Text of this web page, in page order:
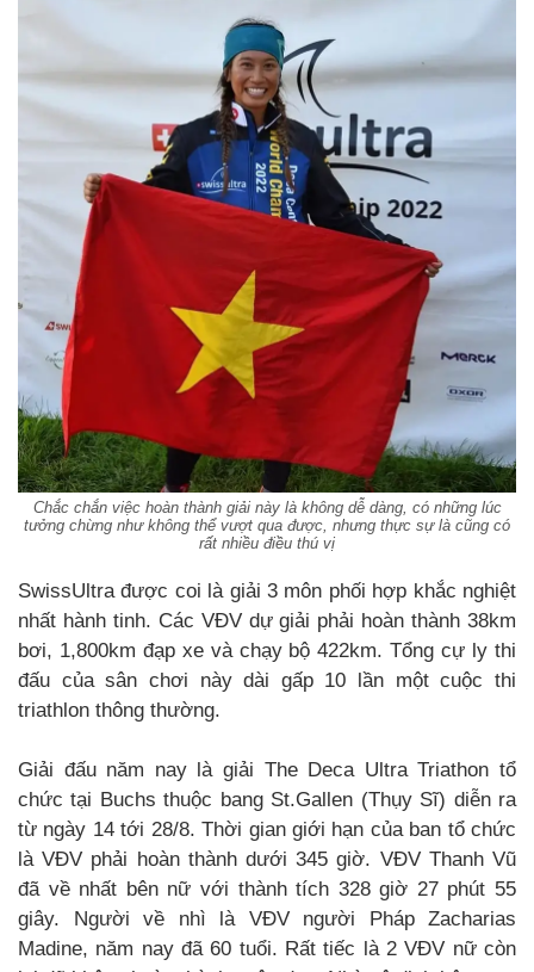
Chắc chắn việc hoàn thành giải này là không dễ dàng, có những lúc
tưởng chừng như không thể vượt qua được, nhưng thực sự là cũng có
rất nhiều điều thú vị
SwissUltra được coi là giải 3 môn phối hợp khắc nghiệt
nhất hành tinh. Các VĐV dự giải phải hoàn thành 38km
bơi, 1,800km đạp xe và chạy bộ 422km. Tổng cự ly thi
đấu của sân chơi này dài gấp 10 lần một cuộc thi
triathlon thông thường.
Giải đấu năm nay là giải The Deca Ultra Triathon tổ
chức tại Buchs thuộc bang St.Gallen (Thụy Sĩ) diễn ra
từ ngày 14 tới 28/8. Thời gian giới hạn của ban tổ chức
là VĐV phải hoàn thành dưới 345 giờ. VĐV Thanh Vũ
đã về nhất bên nữ với thành tích 328 giờ 27 phút 55
giây. Người về nhì là VĐV người Pháp Zacharias
Madine, năm nay đã 60 tuổi. Rất tiếc là 2 VĐV nữ còn